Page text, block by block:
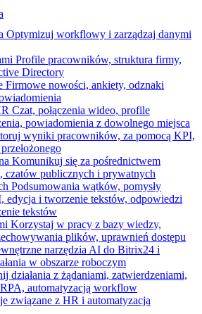
Optymizuj workflowy i zarządzaj danymi
Profile pracowników, struktura firmy,
Directory
Firmowe nowości, ankiety, odznaki
Czat, połączenia wideo, profile
powiadomienia z dowolnego miejsca
wyniki pracowników, za pomocą KPI,
Komunikuj się za pośrednictwem
czatów publicznych i prywatnych
Podsumowania wątków, pomysły
edycja i tworzenie tekstów, odpowiedzi
tekstów
Korzystaj w pracy z bazy wiedzy,
plików, uprawnień dostępu
narzędzia AI do Bitrix24 i
w obszarze roboczym
działania z żądaniami, zatwierdzeniami,
automatyzacją workflow
związane z HR i automatyzacją